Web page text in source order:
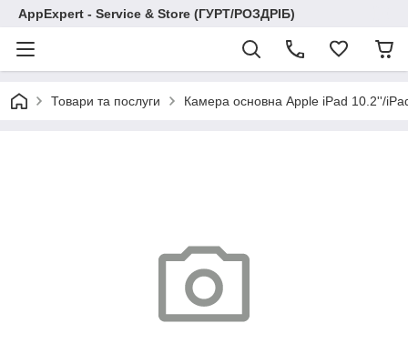
AppExpert - Service & Store (ГУРТ/РОЗДРІБ)
Товари та послуги Камера основна Apple iPad 10.2''/